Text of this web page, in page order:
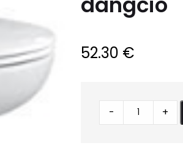
52.30 €
Klozetas
pakabinamas
- +